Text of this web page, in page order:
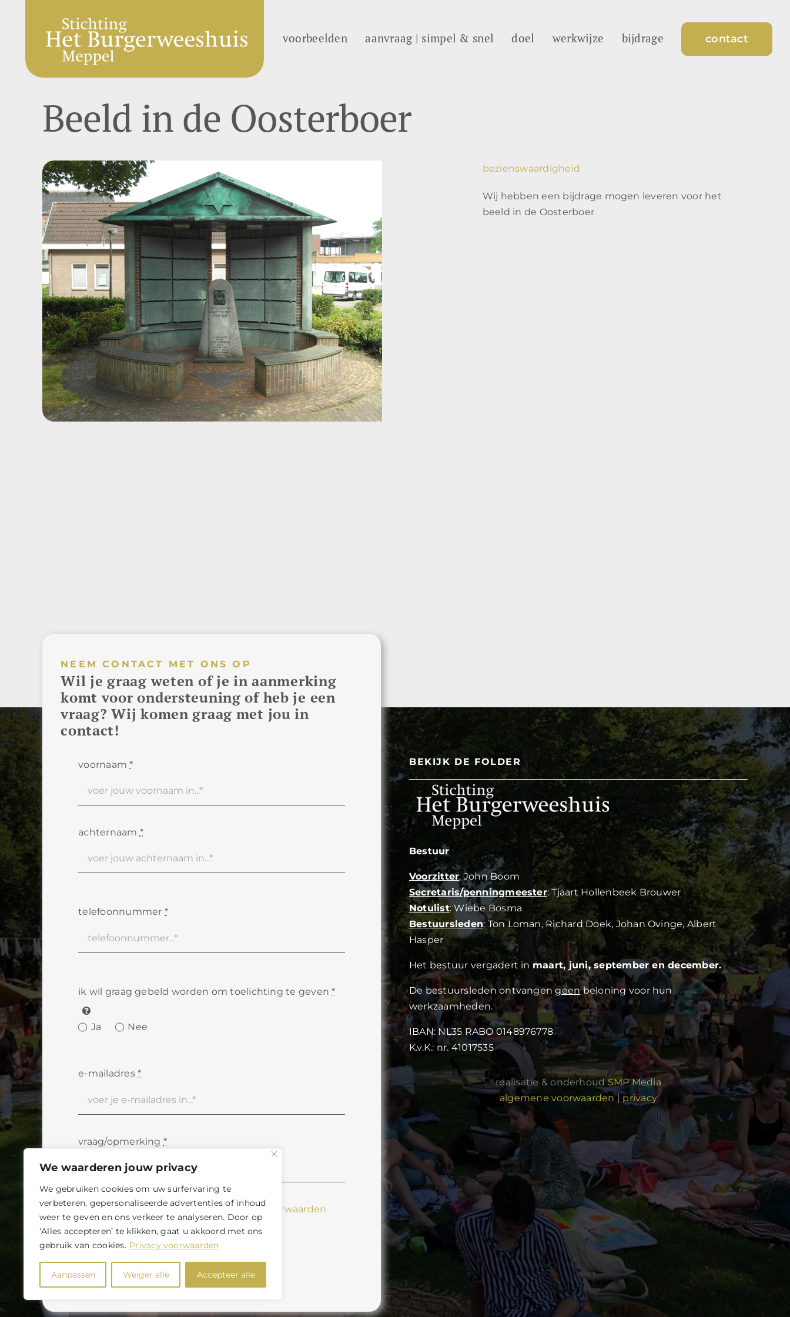
We waarderen jouw privacy
We gebruiken cookies om uw surfervaring te
verbeteren, gepersonaliseerde advertenties of inhoud
weer te geven en ons verkeer te analyseren. Door op
‘Alles accepteren’ te klikken, gaat u akkoord met ons
gebruik van cookies. Privacy voorwaarden
Aanpassen Weiger alle Accepteer alle
voorbeelden aanvraag | simpel & snel doel werkwijze bijdrage contact
Beeld in de Oosterboer
bezienswaardigheid
Wij hebben een bijdrage mogen leveren voor het
beeld in de Oosterboer
NEEM CONTACT MET ONS OP
Wil je graag weten of je in aanmerking
komt voor ondersteuning of heb je een
vraag? Wij komen graag met jou in
contact!
voornaam*
achternaam *
telefoonnummer *
ik wil graag gebeld worden om toelichting te geven*
Ja Nee
e-mailadres*
vraag/opmerking *
Ja, ik ga akkoord met dealgemene voorwaarden
enprivacy statement
BEKIJK DE FOLDER
Bestuur
Voorzitter: John Boom
Secretaris/penningmeester: Tjaart Hollenbeek Brouwer
Notulist: Wiebe Bosma
Bestuursleden: Ton Loman, Richard Doek, Johan Ovinge, Albert
Hasper
Het bestuur vergadert in maart, juni, september en december.
De bestuursleden ontvangengeenbeloning voor hun
werkzaamheden.
IBAN: NL35 RABO 0148976778
K.v.K.: nr. 41017535
realisatie & onderhoudSMP Media
algemene voorwaarden|privacy